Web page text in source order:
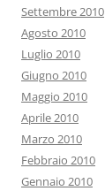
Settembre 2010
Agosto 2010
Luglio 2010
Giugno 2010
Maggio 2010
Aprile 2010
Marzo 2010
Febbraio 2010
Gennaio 2010